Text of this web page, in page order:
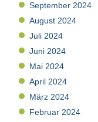
September 2024
August 2024
Juli 2024
Juni 2024
Mai 2024
April 2024
März 2024
Februar 2024